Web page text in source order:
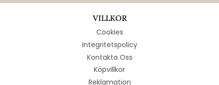
VILLKOR
Cookies
Integritetspolicy
Kontakta Oss
Köpvillkor
Reklamation